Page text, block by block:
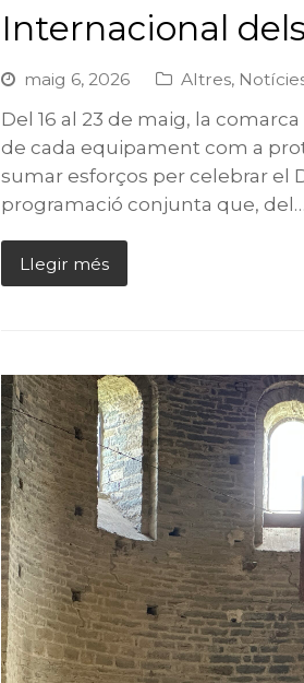
Internacional
maig 6, 2026 Altres,
Del 16 al 23 de maig, la
de cada equipament com a
sumar esforços per celebrar el
programació conjunta que, del…
Llegir més